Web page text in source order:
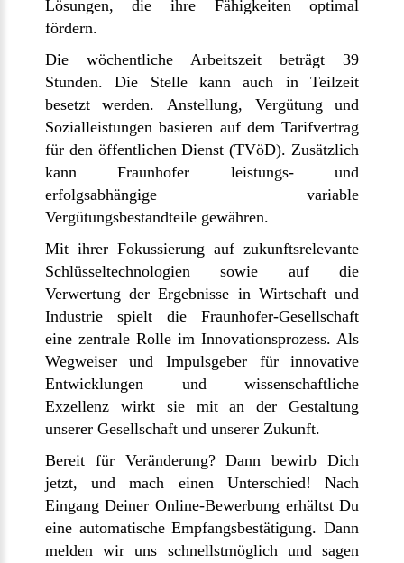
Lösungen, die ihre Fähigkeiten optimal
fördern.
Die wöchentliche Arbeitszeit beträgt 39
Stunden. Die Stelle kann auch in Teilzeit
besetzt werden. Anstellung, Vergütung und
Sozialleistungen basieren auf dem Tarifvertrag
für den öffentlichen Dienst (TVöD). Zusätzlich
kann Fraunhofer leistungs- und
erfolgsabhängige variable
Vergütungsbestandteile gewähren.
Mit ihrer Fokussierung auf zukunftsrelevante
Schlüsseltechnologien sowie auf die
Verwertung der Ergebnisse in Wirtschaft und
Industrie spielt die Fraunhofer-Gesellschaft
eine zentrale Rolle im Innovationsprozess. Als
Wegweiser und Impulsgeber für innovative
Entwicklungen und wissenschaftliche
Exzellenz wirkt sie mit an der Gestaltung
unserer Gesellschaft und unserer Zukunft.
Bereit für Veränderung? Dann bewirb Dich
jetzt, und mach einen Unterschied! Nach
Eingang Deiner Online-Bewerbung erhältst Du
eine automatische Empfangsbestätigung. Dann
melden wir uns schnellstmöglich und sagen